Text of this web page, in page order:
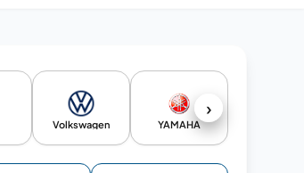
›
Volkswagen YAMAHA